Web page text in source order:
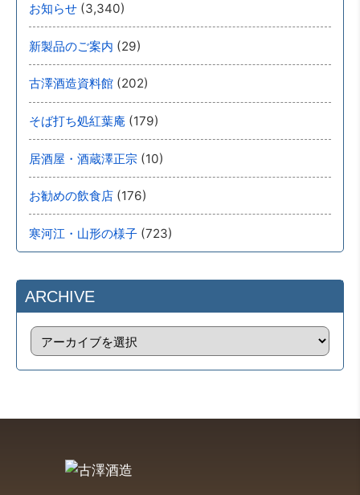
お知らせ (3,340)
新製品のご案内 (29)
古澤酒造資料館 (202)
そば打ち処紅葉庵 (179)
居酒屋・酒蔵澤正宗 (10)
お勧めの飲食店 (176)
寒河江・山形の様子 (723)
ARCHIVE